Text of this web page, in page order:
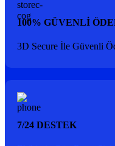
100% GÜVENLİ
3D Secure İle Güvenli
7/24 DESTEK